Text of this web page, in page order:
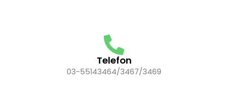
Telefon
03-55143464/3467/3469